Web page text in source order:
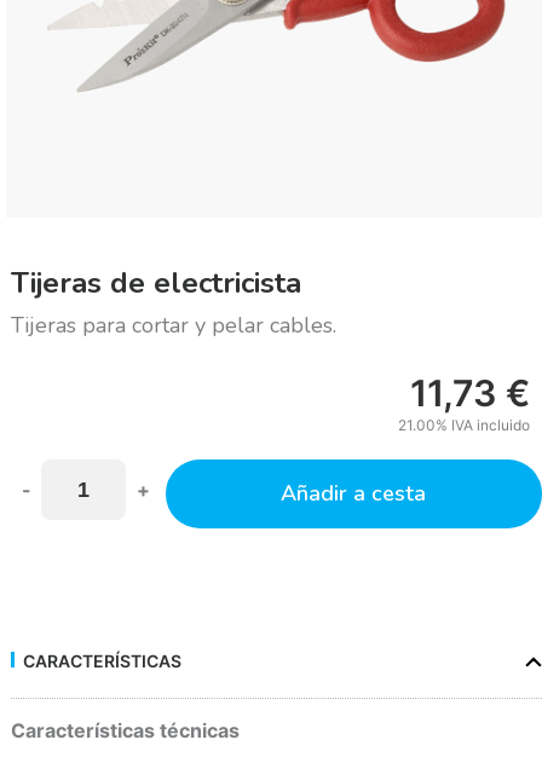
Tijeras de electricista
Tijeras para cortar y pelar cables.
11,73 €
21.00% IVA incluido
- + Añadir a cesta
CARACTERÍSTICAS
Características técnicas